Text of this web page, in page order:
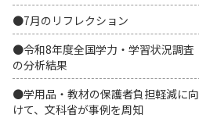
●7月のリフレクション
●令和8年度全国学力・学習状況調査
の分析結果
●学用品・教材の保護者負担軽減に向
けて、文科省が事例を周知